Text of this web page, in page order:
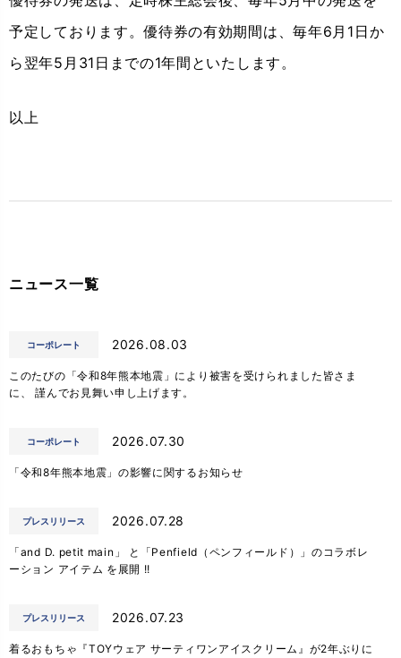
予定しております。優待券の有効期間は、毎年6月1日か
ら翌年5月31日までの1年間といたします。
以上
ニュース一覧
コーポレート 2026.08.03
このたびの「令和8年熊本地震」により被害を受けられました皆さま
に、 謹んでお見舞い申し上げます。
コーポレート 2026.07.30
「令和8年熊本地震」の影響に関するお知らせ
プレスリリース 2026.07.28
「and D. petit main」 と「Penfield（ペンフィールド）」のコラボレ
ーション アイテム を展開 !!
プレスリリース 2026.07.23
着るおもちゃ『TOYウェア サーティワンアイスクリーム』が2年ぶりに